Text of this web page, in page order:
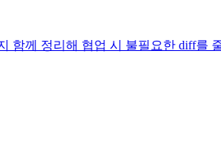
함께 정리해 협업 시 불필요한 diff를